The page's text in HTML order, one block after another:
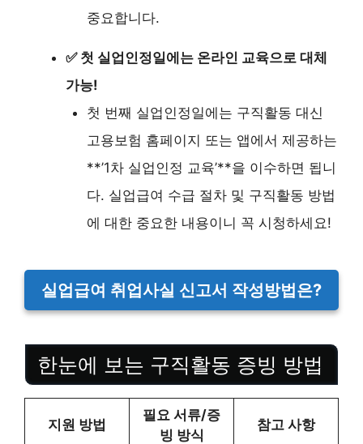
중요합니다.
✅ 첫 실업인정일에는 온라인 교육으로 대체
가능!
첫 번째 실업인정일에는 구직활동 대신
고용보험 홈페이지 또는 앱에서 제공하는
**’1차 실업인정 교육’**을 이수하면 됩니
다. 실업급여 수급 절차 및 구직활동 방법
에 대한 중요한 내용이니 꼭 시청하세요!
실업급여 취업사실 신고서 작성방법은?
한눈에 보는 구직활동 증빙 방법
지원 방법
필요 서류/증
빙 방식
참고 사항